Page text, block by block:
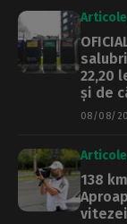
Articole
22,20
și de
08/08/
Articole
138